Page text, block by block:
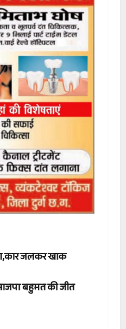
जलकर खाक
बहुमत की जीत